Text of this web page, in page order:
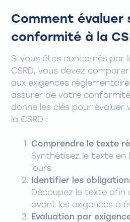
Comment évaluer
conformité à la
Si vous êtes concernés par
CSRD, vous devez
aux exigences
assurer de votre
donne les clés pour
la CSRD :
Comprendre le texte
Synthétisez le texte en
jours
Identifier les
Découpez le texte afin
avant les exigences à
Evaluation par